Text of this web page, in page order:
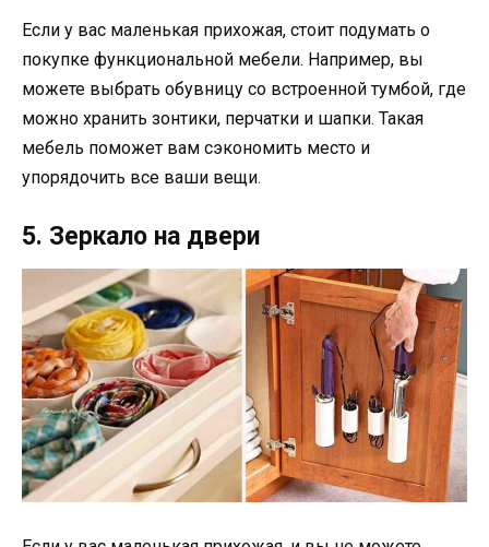
Если у вас маленькая прихожая, стоит подумать о
покупке функциональной мебели. Например, вы
можете выбрать обувницу со встроенной тумбой, где
можно хранить зонтики, перчатки и шапки. Такая
мебель поможет вам сэкономить место и
упорядочить все ваши вещи.
5. Зеркало на двери